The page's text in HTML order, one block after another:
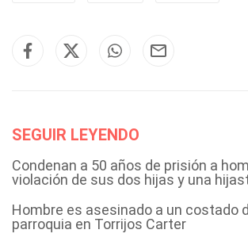
SEGUIR LEYENDO
Condenan a 50 años de prisión a
violación de sus dos hijas y una
Hombre es asesinado a un costado
parroquia en Torrijos Carter